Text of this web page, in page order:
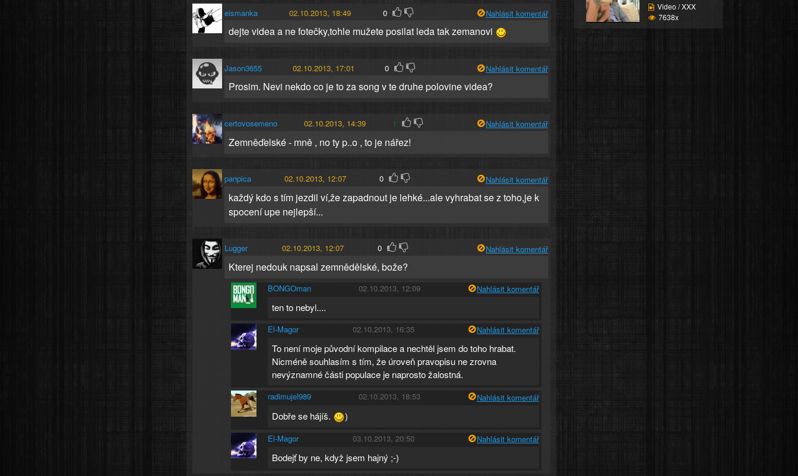
eismanka 02.10.2013, 18:49 0 Nahlásit komentář
dejte videa a ne fotečky,tohle mužete posilat leda tak zemanovi
Jason3655 02.10.2013, 17:01 0 Nahlásit komentář
Prosim. Nevi nekdo co je to za song v te druhe polovine videa?
certovosemeno 02.10.2013, 14:39 1 Nahlásit komentář
Zemněďelské - mně , no ty p..o , to je nářez!
panpica 02.10.2013, 12:07 0 Nahlásit komentář
každý kdo s tím jezdil ví,že zapadnout je lehké...ale vyhrabat se z toho,je k
spocení upe nejlepší...
Lugger 02.10.2013, 12:07 0 Nahlásit komentář
Kterej nedouk napsal zemnědělské, bože?
BONGOman 02.10.2013, 12:09 Nahlásit komentář
ten to nebyl....
El-Magor 02.10.2013, 16:35 Nahlásit komentář
To není moje původní kompilace a nechtěl jsem do toho hrabat.
Nicméně souhlasím s tím, že úroveň pravopisu ne zrovna
nevýznamné části populace je naprosto žalostná.
radimujel989 02.10.2013, 18:53 Nahlásit komentář
Dobře se hájíš. )
El-Magor 03.10.2013, 20:50 Nahlásit komentář
Bodejť by ne, když jsem hajný ;-)
Video / XXX
7638x